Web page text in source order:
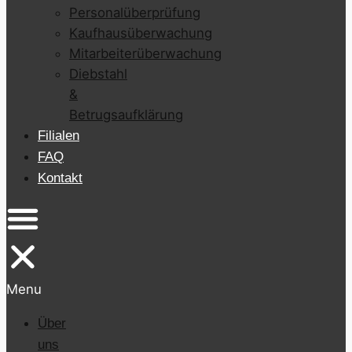
Personalüberprüfung
Kaufhausüberwachung
Mitarbeiterüberwachung
Diebstahl
&
Betrugsaufklärung
Filialen
FAQ
Kontakt
Menu
Über
uns